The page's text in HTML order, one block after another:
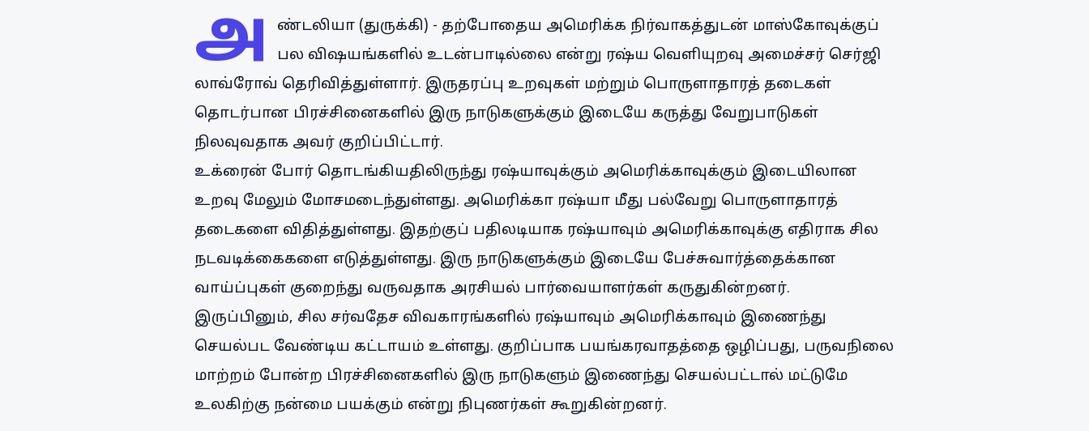
அ
ண்டலியா (துருக்கி) - தற்போதைய அமெரிக்க நிர்வாகத்துடன் மாஸ்கோவுக்குப்
பல விஷயங்களில் உடன்பாடில்லை என்று ரஷ்ய வெளியுறவு அமைச்சர் செர்ஜி
லாவ்ரோவ் தெரிவித்துள்ளார். இருதரப்பு உறவுகள் மற்றும் பொருளாதாரத் தடைகள்
தொடர்பான பிரச்சினைகளில் இரு நாடுகளுக்கும் இடையே கருத்து வேறுபாடுகள்
நிலவுவதாக அவர் குறிப்பிட்டார்.
உக்ரைன் போர் தொடங்கியதிலிருந்து ரஷ்யாவுக்கும் அமெரிக்காவுக்கும் இடையிலான
உறவு மேலும் மோசமடைந்துள்ளது. அமெரிக்கா ரஷ்யா மீது பல்வேறு பொருளாதாரத்
தடைகளை விதித்துள்ளது. இதற்குப் பதிலடியாக ரஷ்யாவும் அமெரிக்காவுக்கு எதிராக சில
நடவடிக்கைகளை எடுத்துள்ளது. இரு நாடுகளுக்கும் இடையே பேச்சுவார்த்தைக்கான
வாய்ப்புகள் குறைந்து வருவதாக அரசியல் பார்வையாளர்கள் கருதுகின்றனர்.
இருப்பினும், சில சர்வதேச விவகாரங்களில் ரஷ்யாவும் அமெரிக்காவும் இணைந்து
செயல்பட வேண்டிய கட்டாயம் உள்ளது. குறிப்பாக பயங்கரவாதத்தை ஒழிப்பது, பருவநிலை
மாற்றம் போன்ற பிரச்சினைகளில் இரு நாடுகளும் இணைந்து செயல்பட்டால் மட்டுமே
உலகிற்கு நன்மை பயக்கும் என்று நிபுணர்கள் கூறுகின்றனர்.